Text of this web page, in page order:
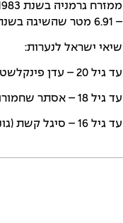
– 6.91 מטר שהשיגה בשנת 1981.
שיאי ישראל לנערות:
עד גיל 20 – עדן פינקלשטיין – 6.32 מ' – 10.2.2019
עד גיל 18 – אסתר שחמורוב (רוט) – 5.96 מ' – 31.5.1969
עד גיל 16 – סיגל קשת (גונן) – 5.80 מ' – 18.5.1978